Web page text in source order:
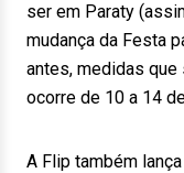
ser em Paraty
mudança da Festa
antes, medidas
ocorre de 10 a 14
A Flip também